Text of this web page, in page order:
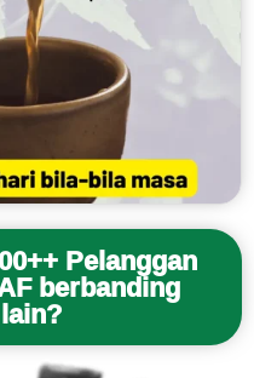
Pelanggan
berbanding